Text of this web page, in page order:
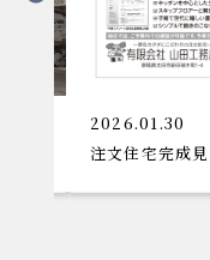
2026.01.30
注文住宅完成